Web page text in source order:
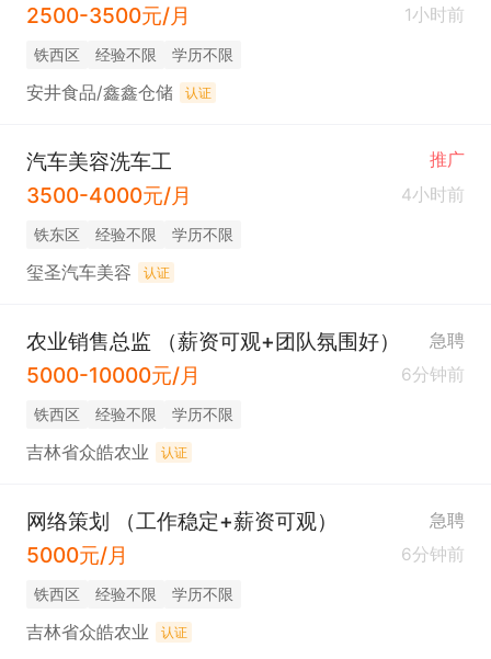
2500-3500元/月 1小时前
铁西区 经验不限 学历不限
安井食品/鑫鑫仓储 认证
汽车美容洗车工 推广
3500-4000元/月 4小时前
铁东区 经验不限 学历不限
玺圣汽车美容 认证
农业销售总监 （薪资可观+团队氛围好） 急聘
5000-10000元/月 6分钟前
铁西区 经验不限 学历不限
吉林省众皓农业 认证
网络策划 （工作稳定+薪资可观） 急聘
5000元/月 6分钟前
铁西区 经验不限 学历不限
吉林省众皓农业 认证